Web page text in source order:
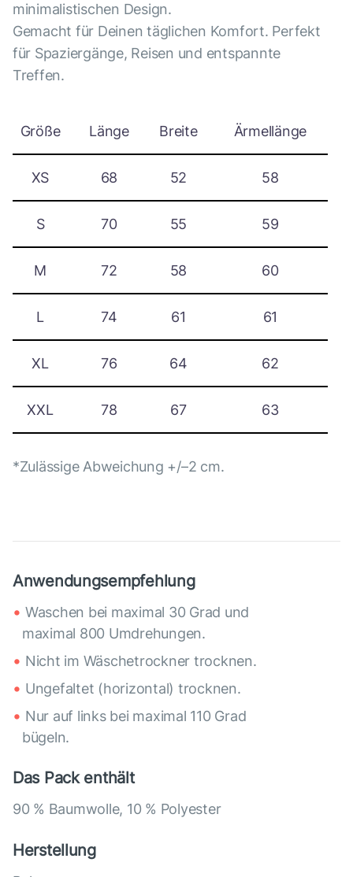
minimalistischen Design.
Gemacht für Deinen täglichen Komfort. Perfekt
für Spaziergänge, Reisen und entspannte
Treffen.
Größe Länge Breite Ärmellänge
XS 68 52 58
S 70 55 59
M 72 58 60
L 74 61 61
XL 76 64 62
XXL 78 67 63
*Zulässige Abweichung +/–2 cm.
Anwendungsempfehlung
Waschen bei maximal 30 Grad und
maximal 800 Umdrehungen.
Nicht im Wäschetrockner trocknen.
Ungefaltet (horizontal) trocknen.
Nur auf links bei maximal 110 Grad
bügeln.
Das Pack enthält
90 % Baumwolle, 10 % Polyester
Herstellung